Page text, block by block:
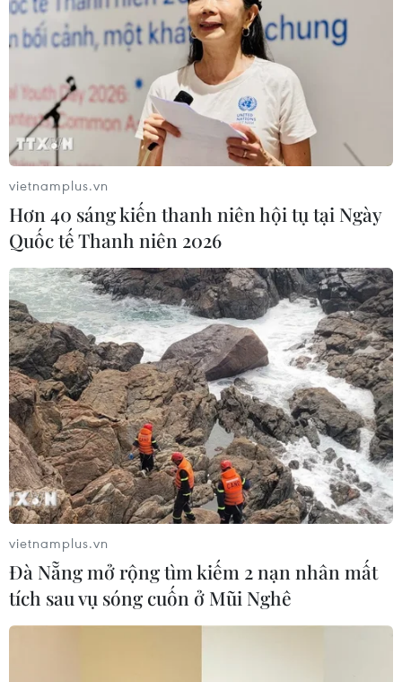
vietnamplus.vn
Hơn 40 sáng kiến thanh niên hội tụ tại Ngày
Quốc tế Thanh niên 2026
vietnamplus.vn
Đà Nẵng mở rộng tìm kiếm 2 nạn nhân mất
tích sau vụ sóng cuốn ở Mũi Nghê